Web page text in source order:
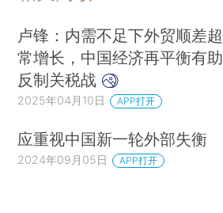
卢锋：内需不足下外贸顺差超
常增长，中国经济再平衡有助
反制关税战
2025年04月10日 APP打开
应重视中国新一轮外部失衡
2024年09月05日 APP打开